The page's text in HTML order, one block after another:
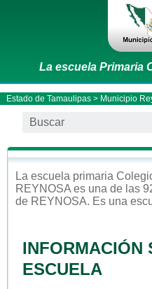
La escuela Primaria
Estado de Tamaulipas> Municipio
La escuela primaria
REYNOSA es una de las
de REYNOSA. Es una
INFORMACIÓN
ESCUELA